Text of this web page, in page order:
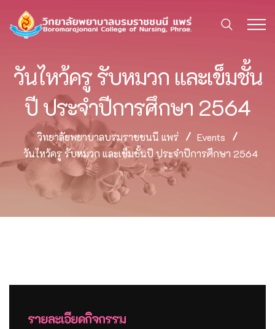
วันไหว้ครู รับหมวก และเข็มชั้น
ปี ประจำปีการศึกษา 2564
วิทยาลัยพยาบาลบรมราชชนนี แพร่
Events
วันไหว้ครู รับหมวก และเข็มชั้นปี ประจำปีการศึกษา 2564
รายละเอียดกิจกรรม